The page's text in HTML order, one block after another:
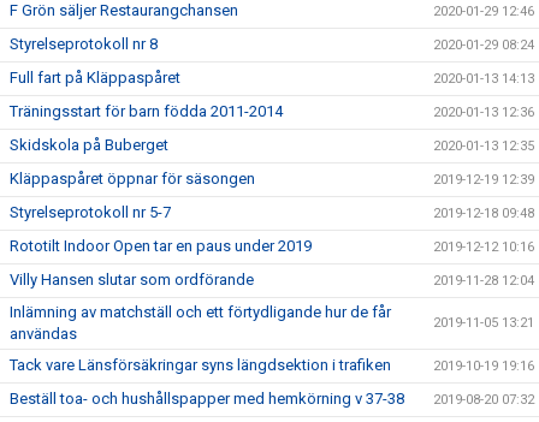
F Grön säljer Restaurangchansen 2020-01-29 12:46
Styrelseprotokoll nr 8 2020-01-29 08:24
Full fart på Kläppaspåret 2020-01-13 14:13
Träningsstart för barn födda 2011-2014 2020-01-13 12:36
Skidskola på Buberget 2020-01-13 12:35
Kläppaspåret öppnar för säsongen 2019-12-19 12:39
Styrelseprotokoll nr 5-7 2019-12-18 09:48
Rototilt Indoor Open tar en paus under 2019 2019-12-12 10:16
Villy Hansen slutar som ordförande 2019-11-28 12:04
Inlämning av matchställ och ett förtydligande hur de får
användas
2019-11-05 13:21
Tack vare Länsförsäkringar syns längdsektion i trafiken 2019-10-19 19:16
Beställ toa- och hushållspapper med hemkörning v 37-38 2019-08-20 07:32